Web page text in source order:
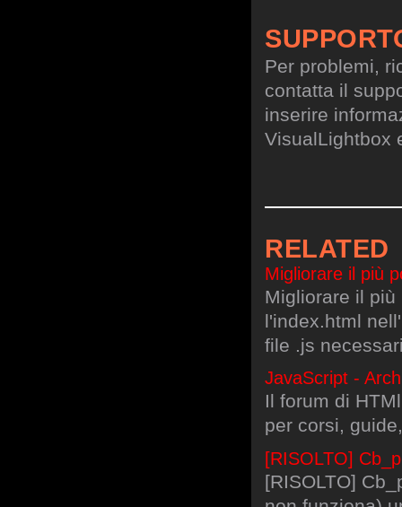
Per problemi,
contatta il
inserire
VisualLightbox
RELATED
Migliorare il più
Migliorare il
l'index.html
file .js
JavaScript -
Il forum di
per corsi,
[RISOLTO]
[RISOLTO]